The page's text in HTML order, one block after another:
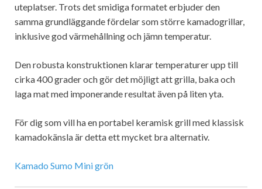
uteplatser. Trots det smidiga formatet erbjuder den
samma grundläggande fördelar som större kamadogrillar,
inklusive god värmehållning och jämn temperatur.
Den robusta konstruktionen klarar temperaturer upp till
cirka 400 grader och gör det möjligt att grilla, baka och
laga mat med imponerande resultat även på liten yta.
För dig som vill ha en portabel keramisk grill med klassisk
kamadokänsla är detta ett mycket bra alternativ.
Kamado Sumo Mini grön